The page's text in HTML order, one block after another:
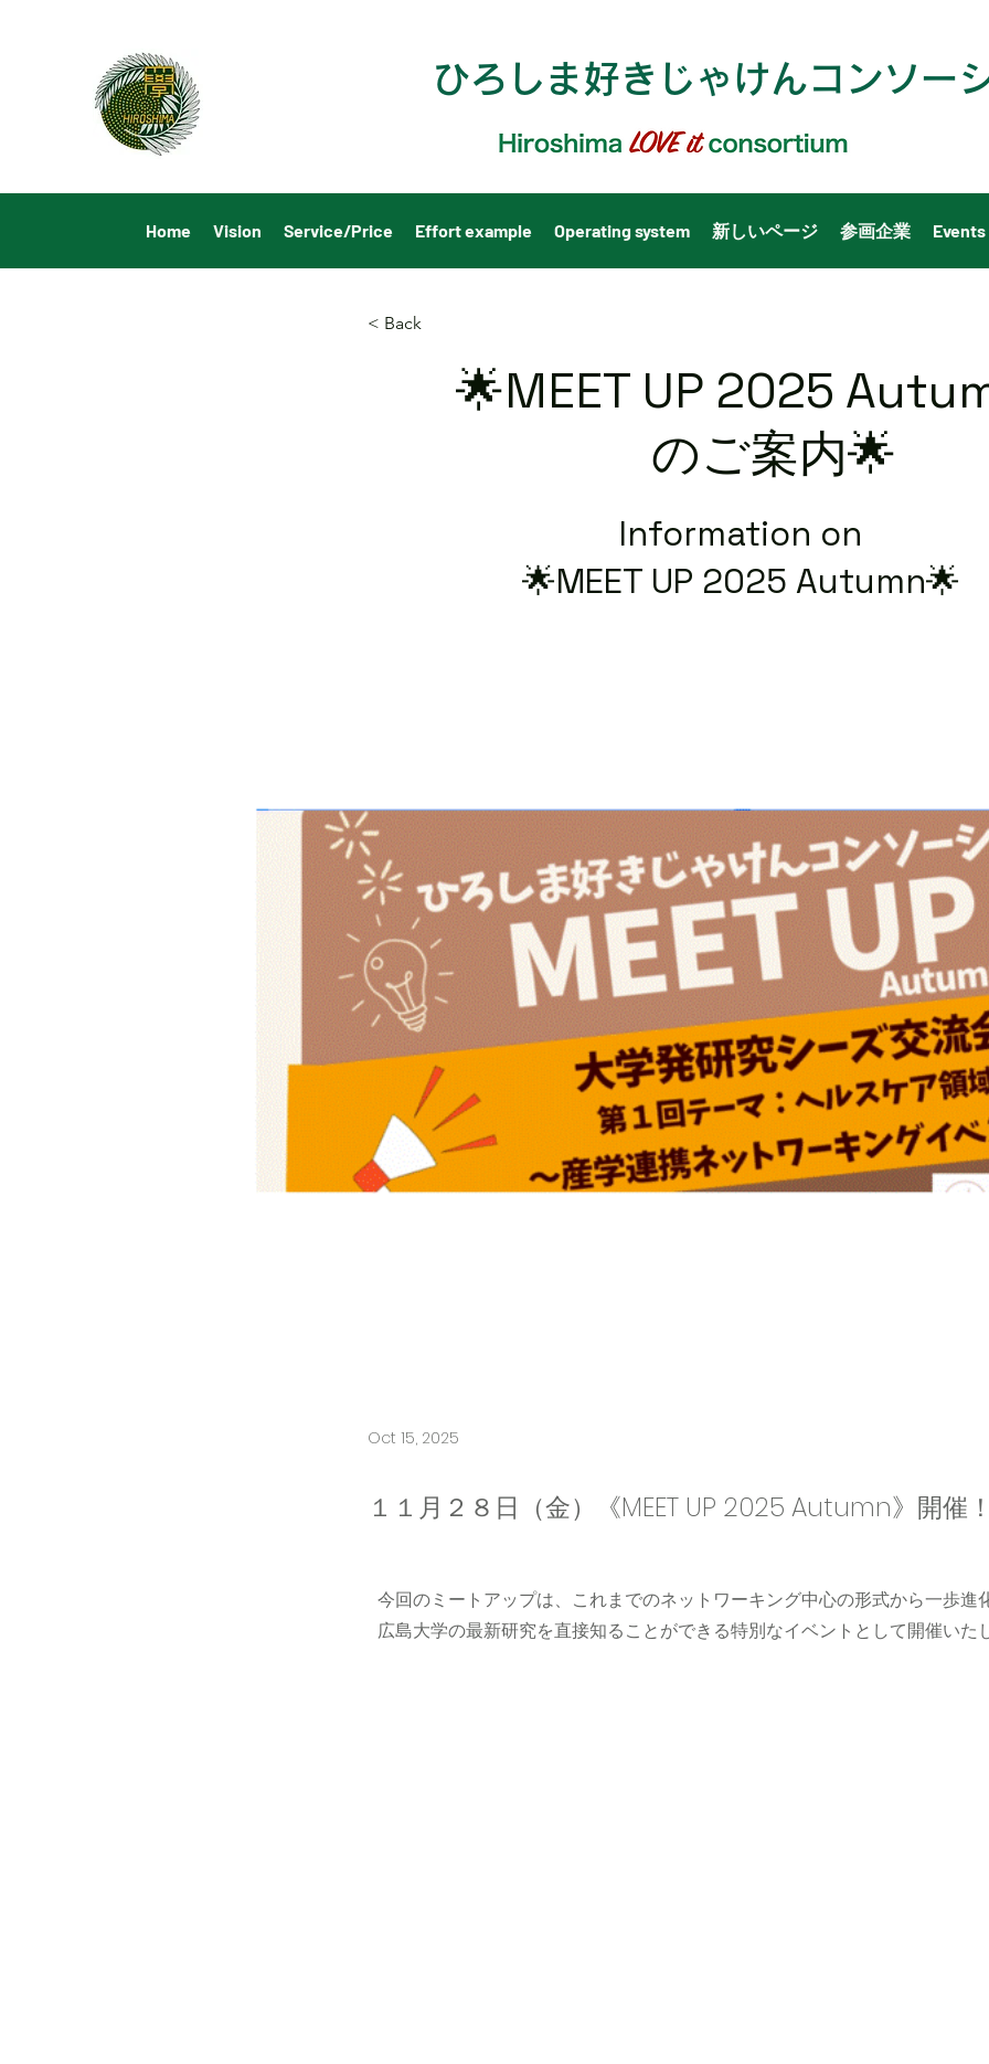
ひろしま好きじゃけんコンソー
Home Vision Service/Price Effort example Operating system 新しいページ 参画企業 Events
< Back
🌟MEET UP 2025
のご案内🌟
Information on
🌟MEET UP 2025 Autumn🌟
Oct 15, 2025
１１月２８日（金）《MEET UP 2025 Autumn》開催！
今回のミートアップは、これまでのネットワーキング中心の形式から一歩進化
広島大学の最新研究を直接知ることができる特別なイベントとして開催いた